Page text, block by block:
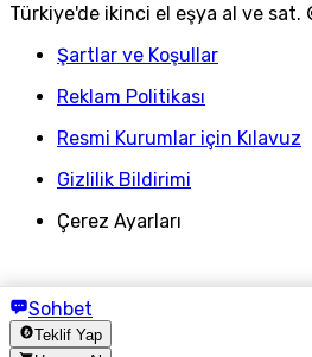
Sohbet
Teklif Yap
Türkiye'de ikinci el eşya al ve
Şartlar ve Koşullar
Reklam Politikası
Resmi Kurumlar için Kılavuz
Gizlilik Bildirimi
Çerez Ayarları